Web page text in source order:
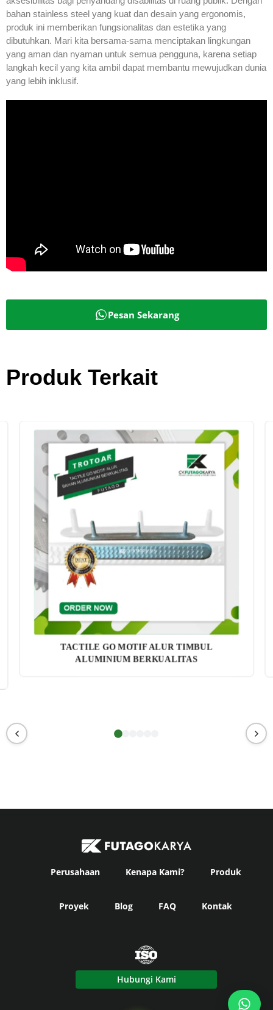
bahan stainless steel yang kuat dan desain yang ergonomis,
produk ini memberikan fungsionalitas dan estetika yang
dibutuhkan. Mari kita bersama-sama menciptakan lingkungan
yang aman dan nyaman untuk semua pengguna, karena setiap
langkah kecil yang kita ambil dapat membantu mewujudkan dunia
yang lebih inklusif.
Pesan Sekarang
Produk Terkait
TACTILE GO MOTIF ALUR TIMBUL
ALUMINIUM BERKUALITAS
Perusahaan Kenapa Kami? Produk
Proyek Blog FAQ Kontak
Hubungi Kami